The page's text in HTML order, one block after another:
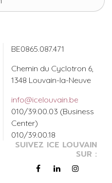
BE0865.087.471
Chemin du Cyclotron 6,
1348 Louvain-la-Neuve
info@icelouvain.be
010/39.00.03 (Business
Center)
010/39.00.18
SUIVEZ ICE LOUVAIN
SUR :